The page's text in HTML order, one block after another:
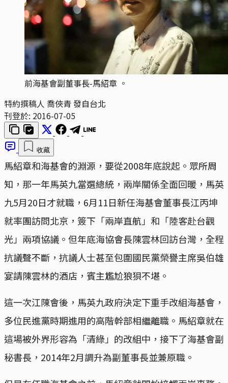
前海基會副董事長-馬紹章 。
特約撰稿人 喬俠青 發自台北
刊登於: 2016-07-05
收藏
馬紹章和海基會的淵源，要從2008年底說起。眾所周
知，那一年馬英九當選總統，兩岸關係全面回暖，馬英
九5月20日才就職，6月11日新任海基會董事長江丙坤
就率團訪問北京，簽下「兩岸直航」和「陸客赴台觀
光」兩項協議。但年底海協會長陳雲林回訪台灣，全程
抗議聲不斷，抗議人士甚至包圍國民黨榮譽主席吳伯雄
宴請陳雲林的酒店，賓主尷尬狼狽不堪。
這一次江陳會後，馬英九政府決定下重手改組海基會，
多位民進黨時期進用的高階幹部相繼離職。馬紹章就在
這場被外界形容為「清綠」的改組中，接下了海基會副
秘書長，2014年2月調升為副董事長並兼原職。